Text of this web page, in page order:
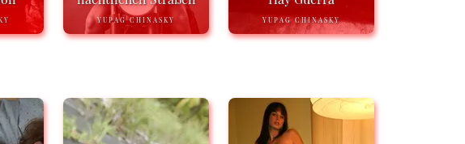
YUPAG CHINASKY YUPAG CHINASKY